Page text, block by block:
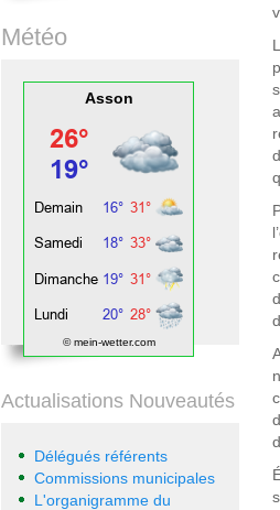
Météo
Asson
© mein-wetter.com
Actualisations Nouveautés
Délégués référents
Commissions municipales
L'organigramme du